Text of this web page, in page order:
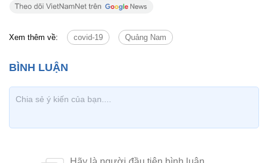
Xem thêm về: covid-19 Quảng Nam